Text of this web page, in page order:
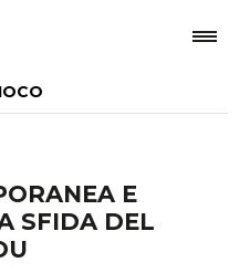
E
SFIDA DEL